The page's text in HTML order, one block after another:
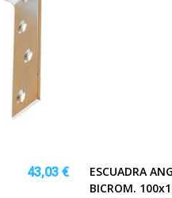
43,03 €
ESCUADRA
BICROM.